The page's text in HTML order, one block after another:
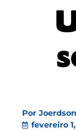
Por
fevereiro 1,